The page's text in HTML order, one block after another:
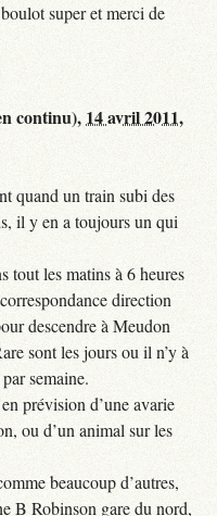
super et merci de
continu), 14 avril 2011,
quand un train subi des
il y en a toujours un qui
tout les matins à 6 heures
direction
descendre à Meudon
sont les jours ou il n’y à
semaine.
prévision d’une avarie
ou d’un animal sur les
beaucoup d’autres,
B Robinson gare du nord,